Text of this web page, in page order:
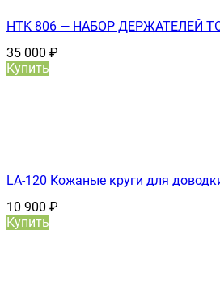
HTK 806 — НАБОР ДЕРЖАТЕЛЕЙ
35 000 ₽
Купить
LA-120 Кожаные круги для
10 900 ₽
Купить